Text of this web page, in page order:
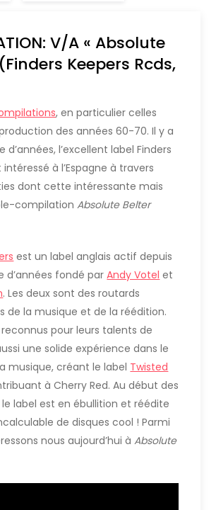
V/A « Absolute
Keepers Rcds,
, en particulier celles
des années 60-70. Il y a
d’années, l’excellent label Finders
intéressé à l’Espagne à travers
dont cette intéressante mais
compilationAbsolute Belter
est un label anglais actif depuis
d’années fondé parAndy Votel et
. Les deux sont des routards
de la musique et de la réédition.
pour leurs talents de
une solide expérience dans le
musique, créant le label Twisted
à Cherry Red. Au début des
le label est en ébullition et réédite
de disques cool ! Parmi
nous aujourd’hui àAbsolute